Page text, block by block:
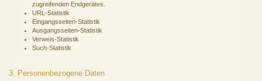
zugreifenden Endgerätes.
URL-Statistik
Eingangsseiten-Statistik
Ausgangsseiten-Statistik
Verweis-Statistik
Such-Statistik
3. Personenbezogene Daten